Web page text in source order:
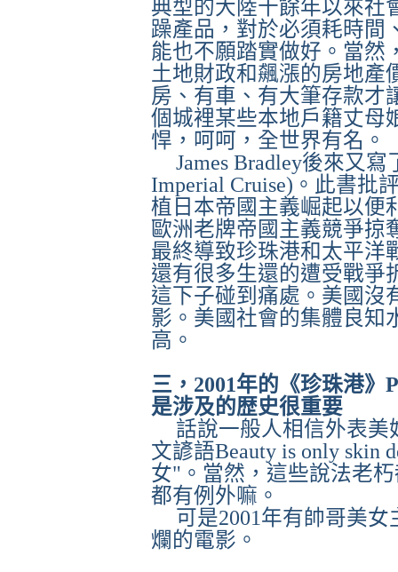
典型的大陸十餘年以來社
躁產品，對於必須耗時間
能也不願踏實做好。當然
土地財政和飆漲的房地產
房、有車、有大筆存款才
個城裡某些本地戶籍丈母
悍，呵呵，全世界有名。
James Bradley後來又寫
Imperial Cruise) 。此書批
植日本帝國主義崛起以便
歐洲老牌帝國主義競爭掠
最終導致珍珠港和太平洋
還有很多生還的遭受戰爭
這下子碰到痛處。美國沒
影。美國社會的集體良知
高。
三， 2001年的《珍珠港》
是涉及的歴史很重要
話說一般人相信外表
文諺語Beauty is only skin
女"。當然，這些說法老
都有例外嘛。
可是2001年有帥哥美女
爛的電影。